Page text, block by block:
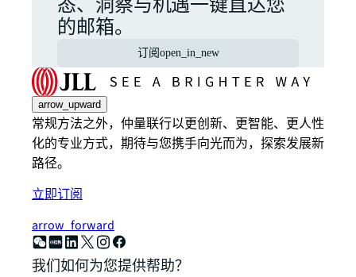
的邮箱。
订阅 open_in_new
arrow_upward
常规方法之外，仲量联行以更创新、更智能、更人性
化的专业方式，期待与您携手向光而为，探索发展新
路径。
立即订阅
arrow_forward
我们如何为您提供帮助？